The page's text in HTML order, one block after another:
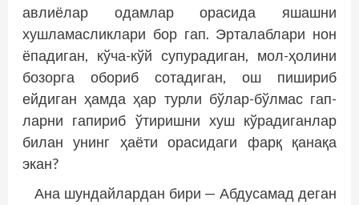
авлиёлар одамлар орасида яшашни
хушламасликлари бор гап. Эрталаблари нон
ёпадиган, кўча-кўй супурадиган, мол-ҳолини
бозорга обориб сотадиган, ош пишириб
ейдиган ҳамда ҳар турли бўлар-бўлмас гап­
ларни гапириб ўтиришни хуш кўрадиганлар
билан унинг ҳаёти орасидаги фарқ қанақа
экан?
Ана шундайлардан бири — Абдусамад деган